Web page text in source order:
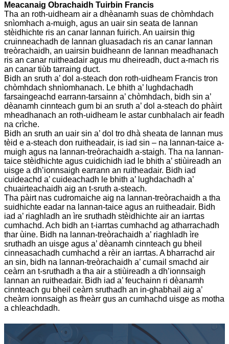
Meacanaig Obrachaidh Tuirbin Francis
Tha an roth-uidheam air a dhèanamh suas de chòmhdach
snìomhach a-muigh, agus an uair sin seata de lannan
stèidhichte ris an canar lannan fuirich. An uairsin thig
cruinneachadh de lannan gluasadach ris an canar lannan
treòrachaidh, an uairsin buidheann de lannan meadhanach
ris an canar ruitheadair agus mu dheireadh, duct a-mach ris
an canar tiùb tarraing duct.
Bidh an sruth a’ dol a-steach don roth-uidheam Francis tron ​​
chòmhdach shnìomhanach. Le bhith a’ lughdachadh
farsaingeachd earrann-tarsainn a’ chòmhdach, bidh sin a’
dèanamh cinnteach gum bi an sruth a’ dol a-steach do phàirt
mheadhanach an roth-uidheam le astar cunbhalach air feadh
na crìche.
Bidh an sruth an uair sin a’ dol tro dhà sheata de lannan mus
tèid e a-steach don ruitheadair, is iad sin – na lannan-taice a-
muigh agus na lannan-treòrachaidh a-staigh. Tha na lannan-
taice stèidhichte agus cuidichidh iad le bhith a’ stiùireadh an
uisge a dh’ionnsaigh earrann an ruitheadair. Bidh iad
cuideachd a’ cuideachadh le bhith a’ lughdachadh a’
chuairteachaidh aig an t-sruth a-steach.
Tha pàirt nas cudromaiche aig na lannan-treòrachaidh a tha
suidhichte eadar na lannan-taice agus an ruitheadair. Bidh
iad a’ riaghladh an ìre sruthadh stèidhichte air an iarrtas
cumhachd. Ach bidh an t-iarrtas cumhachd ag atharrachadh
thar ùine. Bidh na lannan-treòrachaidh a’ riaghladh ìre
sruthadh an uisge agus a’ dèanamh cinnteach gu bheil
cinneasachadh cumhachd a rèir an iarrtas. A bharrachd air
an sin, bidh na lannan-treòrachaidh a’ cumail smachd air
ceàrn an t-sruthadh a tha air a stiùireadh a dh’ionnsaigh
lannan an ruitheadair. Bidh iad a’ feuchainn ri dèanamh
cinnteach gu bheil ceàrn sruthadh an in-ghabhail aig a’
cheàrn ionnsaigh as fheàrr gus an cumhachd uisge as motha
a chleachdadh.